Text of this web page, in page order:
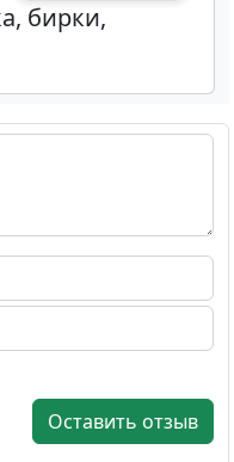
бирки,
Оставить отзыв